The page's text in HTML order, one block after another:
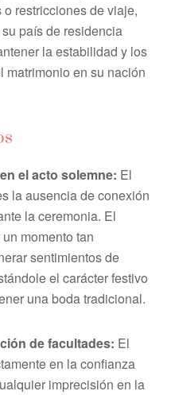
restricciones de viaje,
país de residencia
la estabilidad y los
matrimonio en su nación
el acto solemne: El
la ausencia de conexión
la ceremonia. El
momento tan
sentimientos de
el carácter festivo
una boda tradicional.
de facultades: El
en la confianza
imprecisión en la